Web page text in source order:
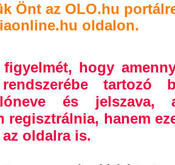
Önt az OLO.hu
oldalon.
hogy
tartozó
és jelszava,
regisztrálnia, hanem
oldalra is.